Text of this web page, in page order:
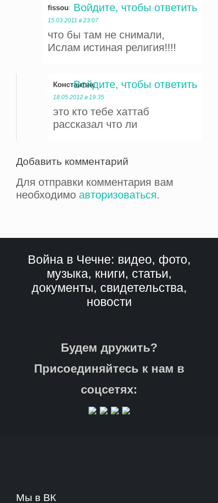
fissou:
15.03.2011 в 23:07
что бы там не снимали,
Ислам истиная религия!!!!
Войдите, чтобы ответить
Константин:
18.05.2012 в 19:35
это кто тебе хаттаб
рассказал что ли
Войдите, чтобы ответить
Добавить комментарий
Для отправки комментария вам
необходимо авторизоваться.
Война в Чечне: видео, фото,
музыка, книги, статьи,
документы, свидетельства,
новости
Будем дружить?
Присоединяйтесь к нам в
соцсетях:
Мы в ВК